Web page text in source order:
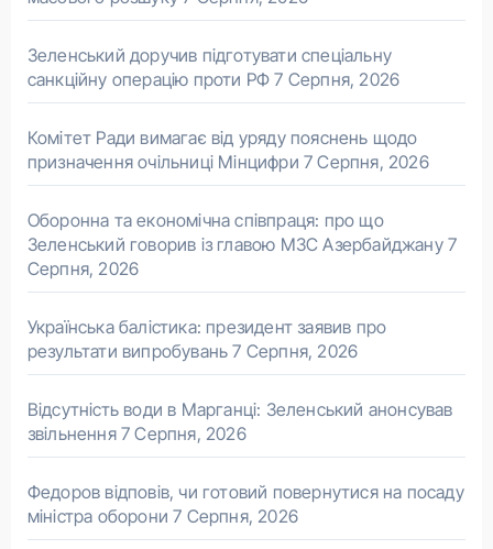
Зеленський доручив підготувати спеціальну
санкційну операцію проти РФ 7 Серпня, 2026
Комітет Ради вимагає від уряду пояснень щодо
призначення очільниці Мінцифри 7 Серпня, 2026
Оборонна та економічна співпраця: про що
Зеленський говорив із главою МЗС Азербайджану 7
Серпня, 2026
Українська балістика: президент заявив про
результати випробувань 7 Серпня, 2026
Відсутність води в Марганці: Зеленський анонсував
звільнення 7 Серпня, 2026
Федоров відповів, чи готовий повернутися на посаду
міністра оборони 7 Серпня, 2026